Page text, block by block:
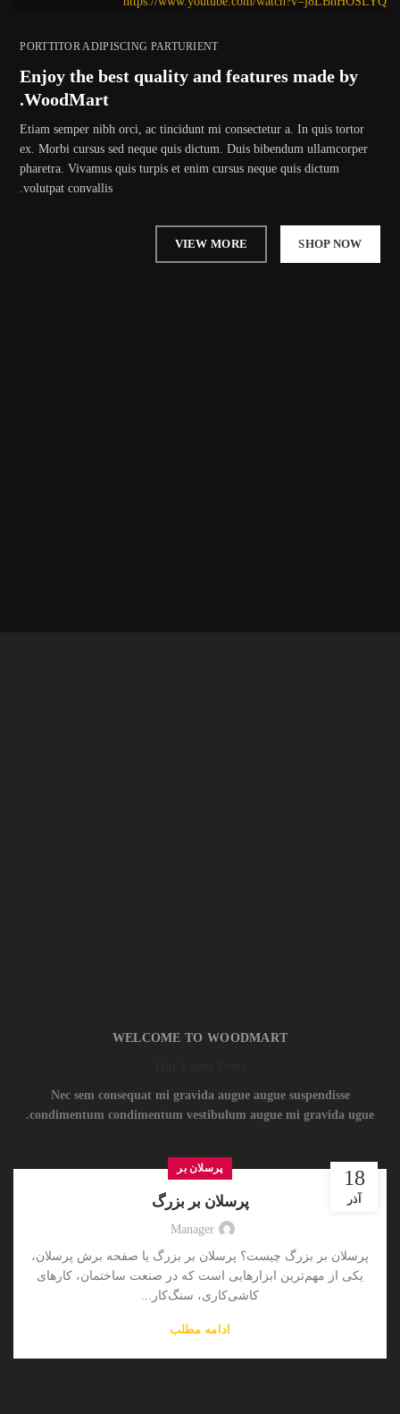
PORTTITOR ADIPISCING PARTURIENT
Enjoy the best quality and features made by
WoodMart.
Etiam semper nibh orci, ac tincidunt mi consectetur a. In quis tortor
ex. Morbi cursus sed neque quis dictum. Duis bibendum ullamcorper
pharetra. Vivamus quis turpis et enim cursus neque quis dictum
volutpat convallis.
SHOP NOW
VIEW MORE
WELCOME TO WOODMART
Nec sem consequat mi gravida augue augue suspendisse
condimentum condimentum vestibulum augue mi gravida ugue.
18
آذر
پرسلان بر
پرسلان‌ بر بزرگ
Manager
پرسلان‌ بر بزرگ چیست؟ پرسلان‌ بر بزرگ یا صفحه برش پرسلان،
یکی از مهم‌ترین ابزارهایی است که در صنعت ساختمان، کارهای
کاشی‌کاری، سنگ‌کار...
ادامه مطلب